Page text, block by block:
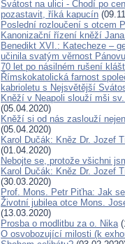
Svátost na ulici - Chodí po
pozastavit, říká kapucín
Poslední rozloučení s otcem
Kanonizační řízení kněží
Benedikt XVI.: Katecheze –
učinila svatým věrnost
70 let po násilném rušení
Římskokatolická farnost
kabrioletu s Nejsvětější
Kněží v Neapoli slouží mši
(05.04.2020)
Kněží si od nás zaslouží
(05.04.2020)
Karol Dučák: Kněz Dr. Jozef
(01.04.2020)
Nebojte se, protože všichni
Karol Dučák: Kněz Dr. Jozef
(30.03.2020)
Prof. Mons. Petr Piťha: Jak
Životní jubilea otce Mons.
(13.03.2020)
Prosba o modlitbu za o. Nika
O osvobozující milosti (k